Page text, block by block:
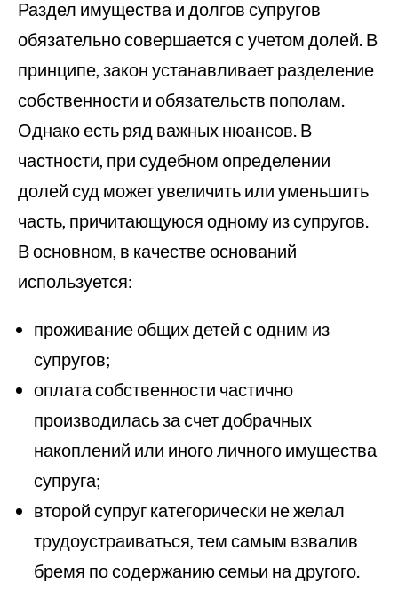
Раздел имущества и долгов супругов
обязательно совершается с учетом долей. В
принципе, закон устанавливает разделение
собственности и обязательств пополам.
Однако есть ряд важных нюансов. В
частности, при судебном определении
долей суд может увеличить или уменьшить
часть, причитающуюся одному из супругов.
В основном, в качестве оснований
используется:
проживание общих детей с одним из
супругов;
оплата собственности частично
производилась за счет добрачных
накоплений или иного личного имущества
супруга;
второй супруг категорически не желал
трудоустраиваться, тем самым взвалив
бремя по содержанию семьи на другого.